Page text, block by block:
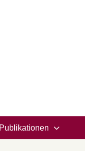
Publikationen